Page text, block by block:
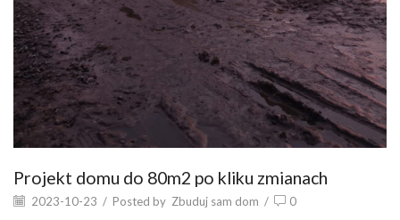
Projekt domu do 80m2 po kliku zmianach
2023-10-23 / Posted by Zbuduj sam dom / 0